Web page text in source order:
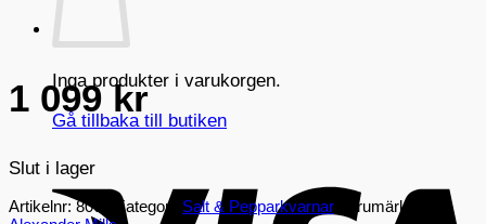
Inga produkter i varukorgen.
Gå tillbaka till butiken
1 099kr
Slut i lager
Artikelnr:8062 Kategori: Salt & Pepparkvarnar
Varumärke: